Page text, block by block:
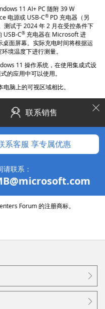
11 AI+ PC 随附 39 W
电源或 USB-C® PD 充电器（另
测试于 2024 年 2 月在受控条件下
USB-C® 充电器在 Microsoft 进
面屏幕。实际充电时间将根据运
境温度下进行测量。
11 操作系统，在使用集成式设
的应用中可以使用。
脑上的可视区域相比。
连接到兼容的扩展坞或通过菊花链
年 5 月进行测试。与采用
Laptop 和采用英特尔
高了 86%。与采用 Snapdragon
和采用英特尔
酷睿™ i7 的 13.5
。
Forum 的注册商标。
联系销售
系客服 享专属优惠
联系：